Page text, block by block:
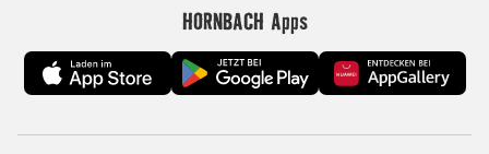
HORNBACH Apps